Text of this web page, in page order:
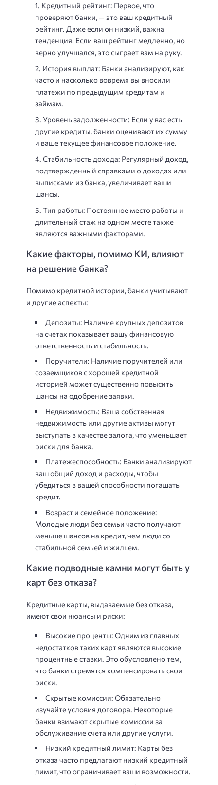
Кредитный рейтинг: Первое, что
проверяют банки, — это ваш кредитный
рейтинг. Даже если он низкий, важна
тенденция. Если ваш рейтинг медленно, но
верно улучшался, это сыграет вам на руку.
История выплат: Банки анализируют, как
часто и насколько вовремя вы вносили
платежи по предыдущим кредитам и
займам.
Уровень задолженности: Если у вас есть
другие кредиты, банки оценивают их сумму
и ваше текущее финансовое положение.
Стабильность дохода: Регулярный доход,
подтвержденный справками о доходах или
выписками из банка, увеличивает ваши
шансы.
Тип работы: Постоянное место работы и
длительный стаж на одном месте также
являются важными факторами.
Какие факторы, помимо КИ, влияют
на решение банка?
Помимо кредитной истории, банки учитывают
и другие аспекты:
Депозиты: Наличие крупных депозитов
на счетах показывает вашу финансовую
ответственность и стабильность.
Поручители: Наличие поручителей или
созаемщиков с хорошей кредитной
историей может существенно повысить
шансы на одобрение заявки.
Недвижимость: Ваша собственная
недвижимость или другие активы могут
выступать в качестве залога, что уменьшает
риски для банка.
Платежеспособность: Банки анализируют
ваш общий доход и расходы, чтобы
убедиться в вашей способности погашать
кредит.
Возраст и семейное положение:
Молодые люди без семьи часто получают
меньше шансов на кредит, чем люди со
стабильной семьей и жильем.
Какие подводные камни могут быть у
карт без отказа?
Кредитные карты, выдаваемые без отказа,
имеют свои нюансы и риски:
Высокие проценты: Одним из главных
недостатков таких карт являются высокие
процентные ставки. Это обусловлено тем,
что банки стремятся компенсировать свои
риски.
Скрытые комиссии: Обязательно
изучайте условия договора. Некоторые
банки взимают скрытые комиссии за
обслуживание счета или другие услуги.
Низкий кредитный лимит: Карты без
отказа часто предлагают низкий кредитный
лимит, что ограничивает ваши возможности.